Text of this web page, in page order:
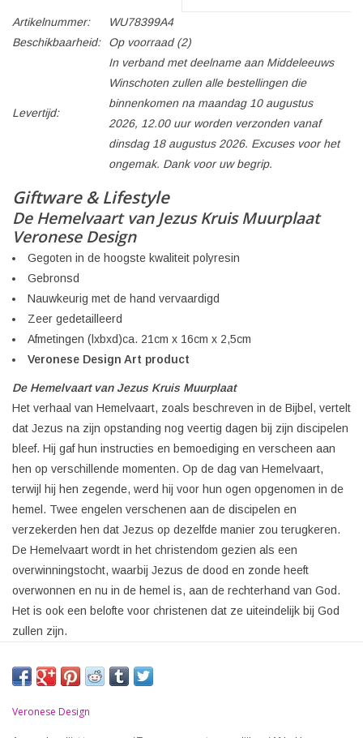
Artikelnummer:
WU78399A4
Beschikbaarheid:
Op voorraad(2)
Levertijd:
In verband met deelname aan Middeleeuws
Winschoten zullen alle bestellingen die
binnenkomen na maandag 10 augustus
2026, 12.00 uur worden verzonden vanaf
dinsdag 18 augustus 2026. Excuses voor het
ongemak. Dank voor uw begrip.
Giftware & Lifestyle
De Hemelvaart van Jezus Kruis Muurplaat
Veronese Design
Gegoten in de hoogste kwaliteit polyresin
Gebronsd
Nauwkeurig met de hand vervaardigd
Zeer gedetailleerd
Afmetingen (lxbxd)ca. 21cm x 16cm x 2,5cm
Veronese Design Art product
De Hemelvaart van Jezus Kruis Muurplaat
Het verhaal van Hemelvaart, zoals beschreven in de Bijbel, vertelt
dat Jezus na zijn opstanding nog veertig dagen bij zijn discipelen
bleef. Hij gaf hun instructies en bemoediging en verscheen aan
hen op verschillende momenten. Op de dag van Hemelvaart,
terwijl hij hen zegende, werd hij voor hun ogen opgenomen in de
hemel. Twee engelen verschenen aan de discipelen en
verzekerden hen dat Jezus op dezelfde manier zou terugkeren.
De Hemelvaart wordt in het christendom gezien als een
overwinningstocht, waarbij Jezus de dood en zonde heeft
overwonnen en nu in de hemel is, aan de rechterhand van God.
Het is ook een belofte voor christenen dat ze uiteindelijk bij God
zullen zijn.
Veronese Design